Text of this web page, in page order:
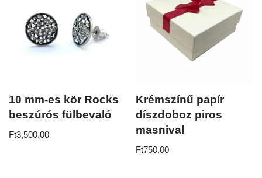
10 mm-es kör Rocks
beszúrós fülbevaló
Ft3,500.00
Krémszínű papír
díszdoboz piros
masnival
Ft750.00